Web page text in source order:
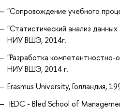
"Сопровождение учебного
"Статистический анализ
НИУ ВШЭ, 2014г.
"Разработка компетентностно-
НИУ ВШЭ, 2014 г.
Erasmus University, Голландия,
IEDC - Bled School of